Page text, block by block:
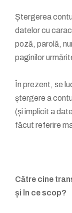
Ștergerea
datelor cu
poză, parolă,
paginilor
În prezent, se
ștergere a
(și implicit a
făcut referire
Către cine
și în ce scop?